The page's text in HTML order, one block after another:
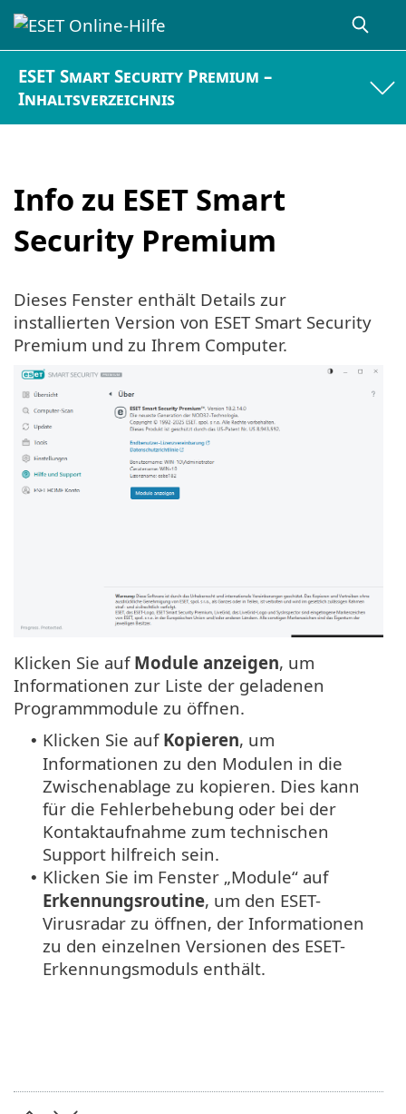
ESET Smart Security Premium –
Inhaltsverzeichnis
Info zu ESET Smart
Security Premium
Dieses Fenster enthält Details zur
installierten Version von ESET Smart Security
Premium und zu Ihrem Computer.
Klicken Sie auf Module anzeigen, um
Informationen zur Liste der geladenen
Programmmodule zu öffnen.
• Klicken Sie auf Kopieren, um
Informationen zu den Modulen in die
Zwischenablage zu kopieren. Dies kann
für die Fehlerbehebung oder bei der
Kontaktaufnahme zum technischen
Support hilfreich sein.
• Klicken Sie im Fenster „Module“ auf
Erkennungsroutine, um den ESET-
Virusradar zu öffnen, der Informationen
zu den einzelnen Versionen des ESET-
Erkennungsmoduls enthält.